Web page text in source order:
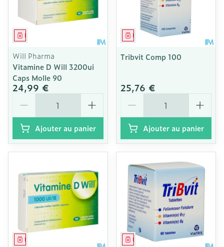
Médicament
Will Pharma
Vitamine D Will 3200ui
Caps Molle 90
24,99 €
Ajouter au panier
Médicament
Tribvit Comp 100
25,76 €
Ajouter au panier
Médicament Médicament